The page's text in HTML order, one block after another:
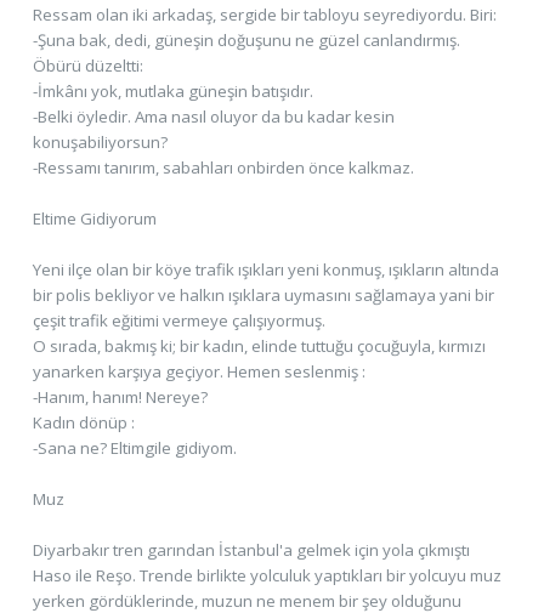
Ressam olan iki arkadaş, sergide bir tabloyu seyrediyordu. Biri:
-Şuna bak, dedi, güneşin doğuşunu ne güzel canlandırmış.
Öbürü düzeltti:
-İmkânı yok, mutlaka güneşin batışıdır.
-Belki öyledir. Ama nasıl oluyor da bu kadar kesin
konuşabiliyorsun?
-Ressamı tanırım, sabahları onbirden önce kalkmaz.
Eltime Gidiyorum
Yeni ilçe olan bir köye trafik ışıkları yeni konmuş, ışıkların altında
bir polis bekliyor ve halkın ışıklara uymasını sağlamaya yani bir
çeşit trafik eğitimi vermeye çalışıyormuş.
O sırada, bakmış ki; bir kadın, elinde tuttuğu çocuğuyla, kırmızı
yanarken karşıya geçiyor. Hemen seslenmiş :
-Hanım, hanım! Nereye?
Kadın dönüp :
-Sana ne? Eltimgile gidiyom.
Muz
Diyarbakır tren garından İstanbul'a gelmek için yola çıkmıştı
Haso ile Reşo. Trende birlikte yolculuk yaptıkları bir yolcuyu muz
yerken gördüklerinde, muzun ne menem bir şey olduğunu